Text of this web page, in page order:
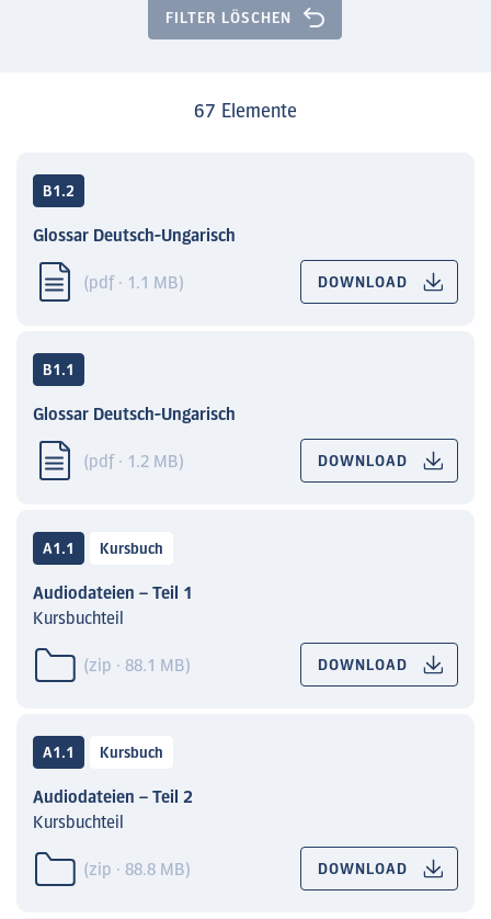
FILTER LÖSCHEN
67 Elemente
B1.2
Glossar Deutsch-Ungarisch
(pdf · 1.1 MB) DOWNLOAD
B1.1
Glossar Deutsch-Ungarisch
(pdf · 1.2 MB) DOWNLOAD
A1.1 Kursbuch
Audiodateien – Teil 1
Kursbuchteil
(zip · 88.1 MB) DOWNLOAD
A1.1 Kursbuch
Audiodateien – Teil 2
Kursbuchteil
(zip · 88.8 MB) DOWNLOAD